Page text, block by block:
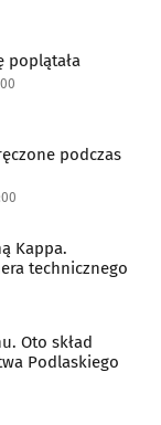
poplątała
podczas
Kappa.
technicznego
Oto skład
Podlaskiego